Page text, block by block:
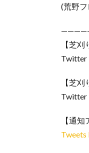
(荒野
【芝刈
Twitter
【芝刈
Twitter
【通知
Tweets